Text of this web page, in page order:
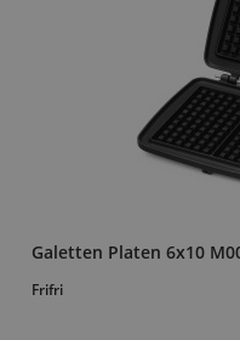
Galetten Platen 6x10
Frifri